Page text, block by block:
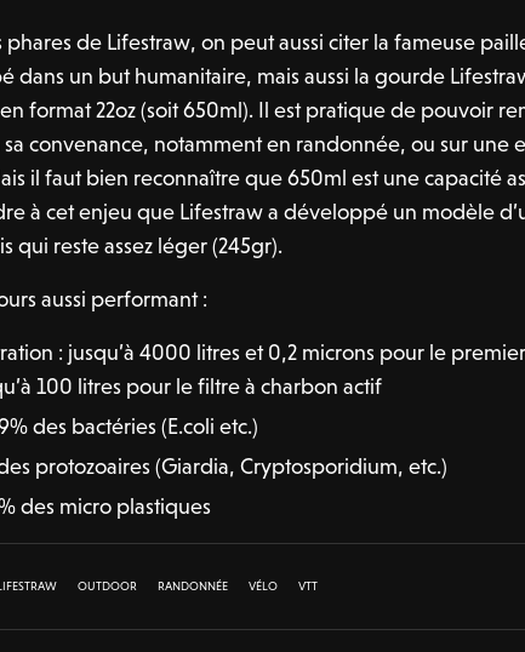
phares de Lifestraw, on peut aussi citer la fameuse
dans un but humanitaire, mais aussi la gourde
format 22oz (soit 650ml). Il est pratique de pouvoir
convenance, notamment en randonnée, ou sur une
il faut bien reconnaître que 650ml est une capacité
à cet enjeu que Lifestraw a développé un modèle
qui reste assez léger (245gr).
aussi performant :
: jusqu’à 4000 litres et 0,2 microns pour le
100 litres pour le filtre à charbon actif
des bactéries (E.coli etc.)
protozoaires (Giardia, Cryptosporidium, etc.)
des micro plastiques
OUTDOOR RANDONNÉE VÉLO VTT